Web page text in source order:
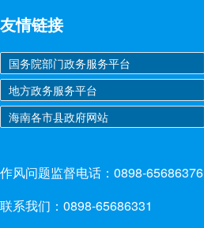
友情链接
作风问题监督电话：0898-65686376
联系我们：0898-65686331